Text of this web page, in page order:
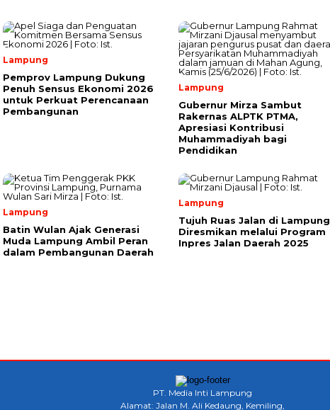
Lampung
Pemprov Lampung Dukung
Penuh Sensus Ekonomi 2026
untuk Perkuat Perencanaan
Pembangunan
Lampung
Gubernur Mirza Sambut
Rakernas ALPTK PTMA,
Apresiasi Kontribusi
Muhammadiyah bagi
Pendidikan
Lampung
Batin Wulan Ajak Generasi
Muda Lampung Ambil Peran
dalam Pembangunan Daerah
Lampung
Tujuh Ruas Jalan di Lampung
Diresmikan melalui Program
Inpres Jalan Daerah 2025
PT. Media Inti Lampung
Alamat: Jalan M. Ali Kedaung, Kemiling,